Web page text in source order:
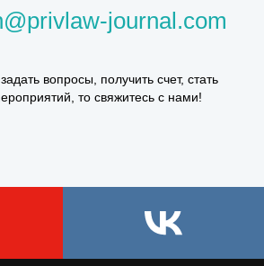
journal.com
вопросы, получить счет, стать
то свяжитесь с нами!